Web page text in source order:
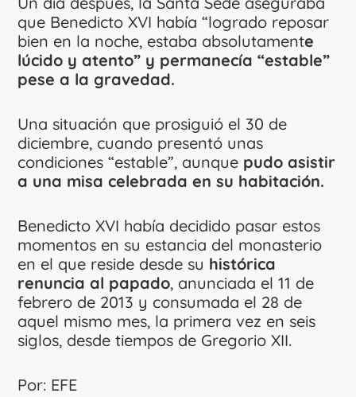
que Benedicto XVI había “logrado reposar
bien en la noche, estaba absolutamente
lúcido y atento” y permanecía “estable”
pese a la gravedad.
Una situación que prosiguió el 30 de
diciembre, cuando presentó unas
condiciones “estable”, aunque pudo asistir
a una misa celebrada en su habitación.
Benedicto XVI había decidido pasar estos
momentos en su estancia del monasterio
en el que reside desde su histórica
renuncia al papado, anunciada el 11 de
febrero de 2013 y consumada el 28 de
aquel mismo mes, la primera vez en seis
siglos, desde tiempos de Gregorio XII.
Por: EFE